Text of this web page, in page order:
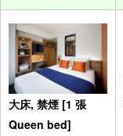
大床, 禁煙 [1 張
Queen bed]